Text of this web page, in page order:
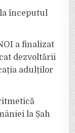
începutul
a finalizat
dezvoltării
adulților
la Șah